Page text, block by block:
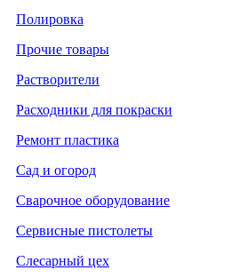
Полировка
Прочие товары
Растворители
Расходники для покраски
Ремонт пластика
Сад и огород
Сварочное оборудование
Сервисные пистолеты
Слесарный цех